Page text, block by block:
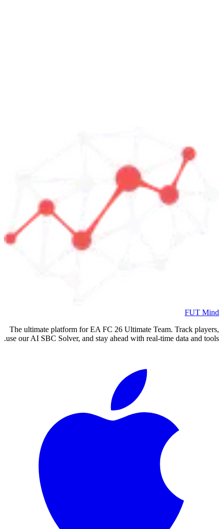
FUT Mind
The ultimate platform for EA FC 26 Ultimate Team. Track players,
use our AI SBC Solver, and stay ahead with real-time data and tools.